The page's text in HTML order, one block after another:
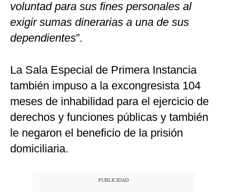
voluntad para sus fines personales al
exigir sumas dinerarias a una de sus
dependientes”.
La Sala Especial de Primera Instancia
también impuso a la excongresista 104
meses de inhabilidad para el ejercicio de
derechos y funciones públicas y también
le negaron el beneficio de la prisión
domiciliaria.